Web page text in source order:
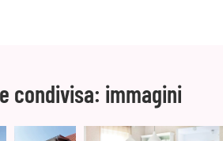
condivisa: immagini